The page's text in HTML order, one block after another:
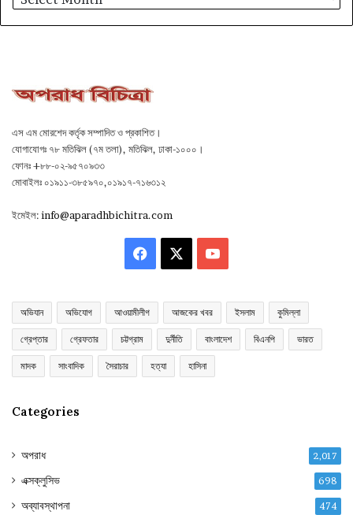
এস এম মোরশেদ কর্তৃক সম্পাদিত ও প্রকাশিত।
যোগাযোগঃ ৭৮ মতিঝিল (৭ম তলা), মতিঝিল, ঢাকা-১০০০।
ফোনঃ +৮৮-০২-৯৫৭০৯৩৩
মোবাইলঃ ০১৯১১-৩৮৫৯৭০,০১৯১৭-৭১৬৩১২
ইমেইল:info@aparadhbichitra.com
Facebook YouTube
অভিযান অভিযোগ আওয়ামীলীগ আজকের খবর ইসলাম কুমিল্লা
গ্রেপ্তার গ্রেফতার চট্টগ্রাম দুর্নীতি বাংলাদেশ বিএনপি ভারত
মাদক সাংবাদিক সৈরাচার হত্যা হাসিনা
Categories
অপরাধ 2,017
এক্সক্লুসিভ 698
অব্যাবস্থাপনা 474